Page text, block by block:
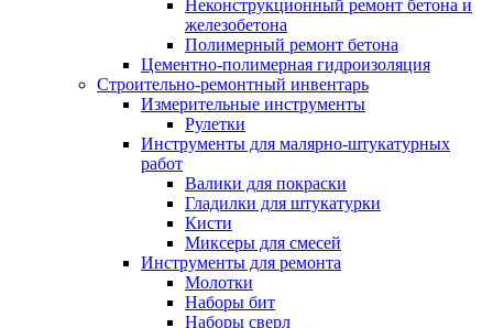
Неконструкционный ремонт бетона и
железобетона
Полимерный ремонт бетона
Цементно-полимерная гидроизоляция
Строительно-ремонтный инвентарь
Измерительные инструменты
Рулетки
Инструменты для малярно-штукатурных
работ
Валики для покраски
Гладилки для штукатурки
Кисти
Миксеры для смесей
Инструменты для ремонта
Молотки
Наборы бит
Наборы сверл